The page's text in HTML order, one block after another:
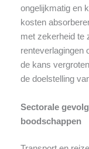
ongelijkmatig en
kosten
met zekerheid te
renteverlagingen
de kans
de doelstelling
Sectorale
boodschappen